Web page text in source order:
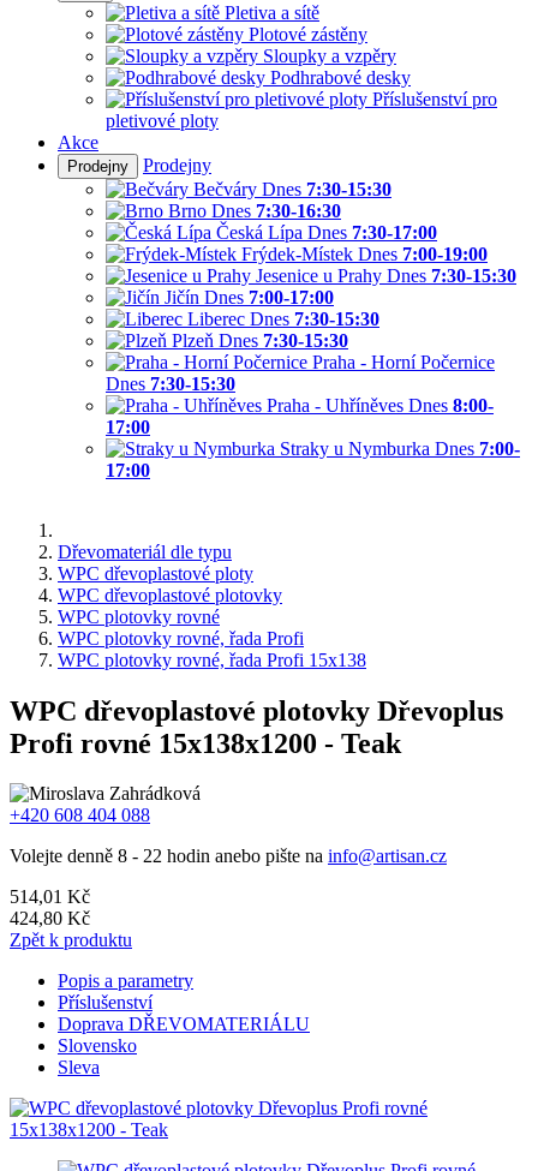
Pletiva a sítě
Plotové zástěny
Sloupky a vzpěry
Podhrabové desky
Příslušenství pro
pletivové ploty
Akce
Prodejny
Prodejny
Bečváry Dnes 7:30-15:30
Brno Dnes 7:30-16:30
Česká Lípa Dnes 7:30-17:00
Frýdek-Místek Dnes 7:00-19:00
Jesenice u Prahy Dnes 7:30-15:30
Jičín Dnes 7:00-17:00
Liberec Dnes 7:30-15:30
Plzeň Dnes 7:30-15:30
Praha - Horní Počernice
Dnes 7:30-15:30
Praha - Uhříněves Dnes 8:00-
17:00
Straky u Nymburka Dnes 7:00-
17:00
Dřevomateriál dle typu
WPC dřevoplastové ploty
WPC dřevoplastové plotovky
WPC plotovky rovné
WPC plotovky rovné, řada Profi
WPC plotovky rovné, řada Profi 15x138
WPC dřevoplastové plotovky Dřevoplus
Profi rovné 15x138x1200 - Teak
+420 608 404 088
Volejte denně 8 - 22 hodin anebo pište na info@artisan.cz
514,01 Kč
424,80 Kč
Zpět k produktu
Popis a parametry
Příslušenství
Doprava DŘEVOMATERIÁLU
Slovensko
Sleva